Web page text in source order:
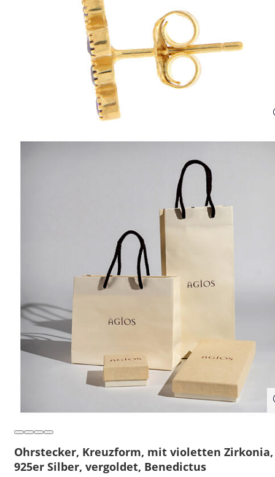
Ohrstecker, Kreuzform, mit violetten Zirkonia,
925er Silber, vergoldet, Benedictus